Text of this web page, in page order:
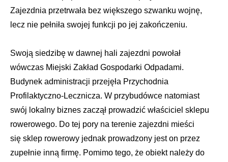
Zajezdnia przetrwała bez większego szwanku wojnę,
lecz nie pełniła swojej funkcji po jej zakończeniu.
Swoją siedzibę w dawnej hali zajezdni powołał
wówczas Miejski Zakład Gospodarki Odpadami.
Budynek administracji przejęła Przychodnia
Profilaktyczno-Lecznicza. W przybudówce natomiast
swój lokalny biznes zaczął prowadzić właściciel sklepu
rowerowego. Do tej pory na terenie zajezdni mieści
się sklep rowerowy jednak prowadzony jest on przez
zupełnie inną firmę. Pomimo tego, że obiekt należy do